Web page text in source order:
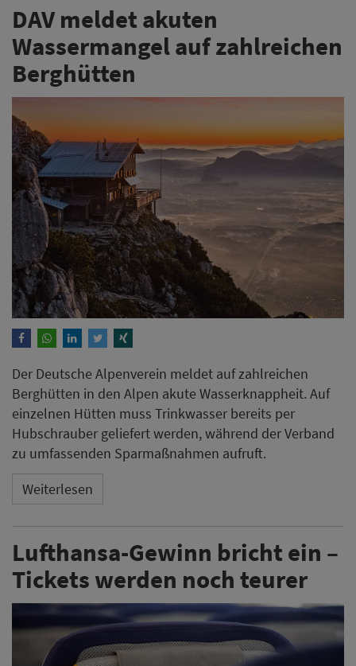
DAV meldet akuten
Wassermangel auf zahlreichen
Berghütten
Der Deutsche Alpenverein meldet auf zahlreichen
Berghütten in den Alpen akute Wasserknappheit. Auf
einzelnen Hütten muss Trinkwasser bereits per
Hubschrauber geliefert werden, während der Verband
zu umfassenden Sparmaßnahmen aufruft.
Weiterlesen
Lufthansa-Gewinn bricht ein –
Tickets werden noch teurer